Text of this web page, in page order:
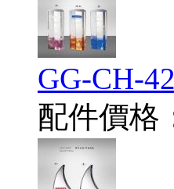
GG-CH-
配件價格